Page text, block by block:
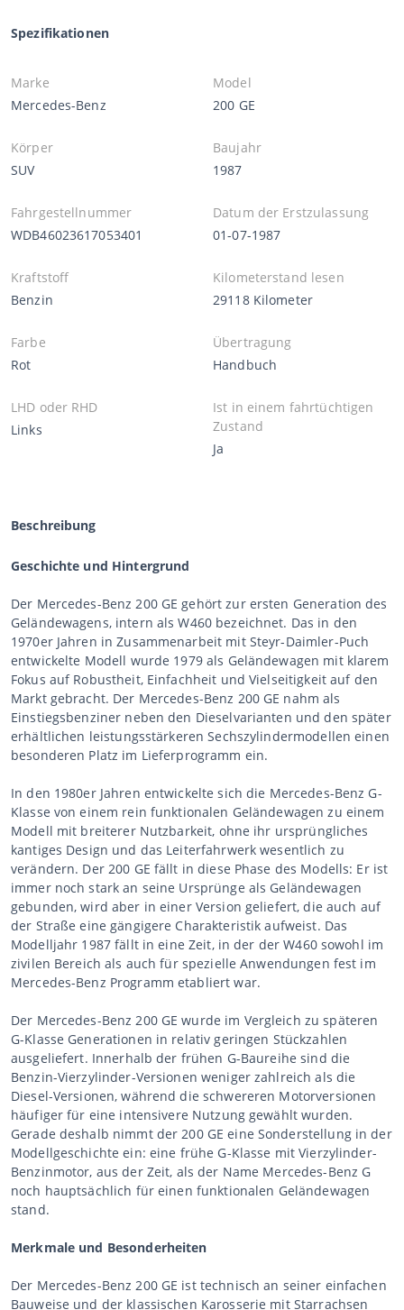
Spezifikationen
Marke
Mercedes-Benz
Model
200 GE
Körper
SUV
Baujahr
1987
Fahrgestellnummer
WDB46023617053401
Datum der Erstzulassung
01-07-1987
Kraftstoff
Benzin
Kilometerstand lesen
29118 Kilometer
Farbe
Rot
Übertragung
Handbuch
LHD oder RHD
Links
Ist in einem fahrtüchtigen
Zustand
Ja
Beschreibung
Geschichte und Hintergrund
Der Mercedes-Benz 200 GE gehört zur ersten Generation des
Geländewagens, intern als W460 bezeichnet. Das in den
1970er Jahren in Zusammenarbeit mit Steyr-Daimler-Puch
entwickelte Modell wurde 1979 als Geländewagen mit klarem
Fokus auf Robustheit, Einfachheit und Vielseitigkeit auf den
Markt gebracht. Der Mercedes-Benz 200 GE nahm als
Einstiegsbenziner neben den Dieselvarianten und den später
erhältlichen leistungsstärkeren Sechszylindermodellen einen
besonderen Platz im Lieferprogramm ein.
In den 1980er Jahren entwickelte sich die Mercedes-Benz G-
Klasse von einem rein funktionalen Geländewagen zu einem
Modell mit breiterer Nutzbarkeit, ohne ihr ursprüngliches
kantiges Design und das Leiterfahrwerk wesentlich zu
verändern. Der 200 GE fällt in diese Phase des Modells: Er ist
immer noch stark an seine Ursprünge als Geländewagen
gebunden, wird aber in einer Version geliefert, die auch auf
der Straße eine gängigere Charakteristik aufweist. Das
Modelljahr 1987 fällt in eine Zeit, in der der W460 sowohl im
zivilen Bereich als auch für spezielle Anwendungen fest im
Mercedes-Benz Programm etabliert war.
Der Mercedes-Benz 200 GE wurde im Vergleich zu späteren
G-Klasse Generationen in relativ geringen Stückzahlen
ausgeliefert. Innerhalb der frühen G-Baureihe sind die
Benzin-Vierzylinder-Versionen weniger zahlreich als die
Diesel-Versionen, während die schwereren Motorversionen
häufiger für eine intensivere Nutzung gewählt wurden.
Gerade deshalb nimmt der 200 GE eine Sonderstellung in der
Modellgeschichte ein: eine frühe G-Klasse mit Vierzylinder-
Benzinmotor, aus der Zeit, als der Name Mercedes-Benz G
noch hauptsächlich für einen funktionalen Geländewagen
stand.
Merkmale und Besonderheiten
Der Mercedes-Benz 200 GE ist technisch an seiner einfachen
Bauweise und der klassischen Karosserie mit Starrachsen